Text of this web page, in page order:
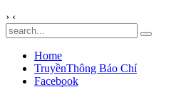
› ‹
Home
TruyềnThông Báo Chí
Facebook